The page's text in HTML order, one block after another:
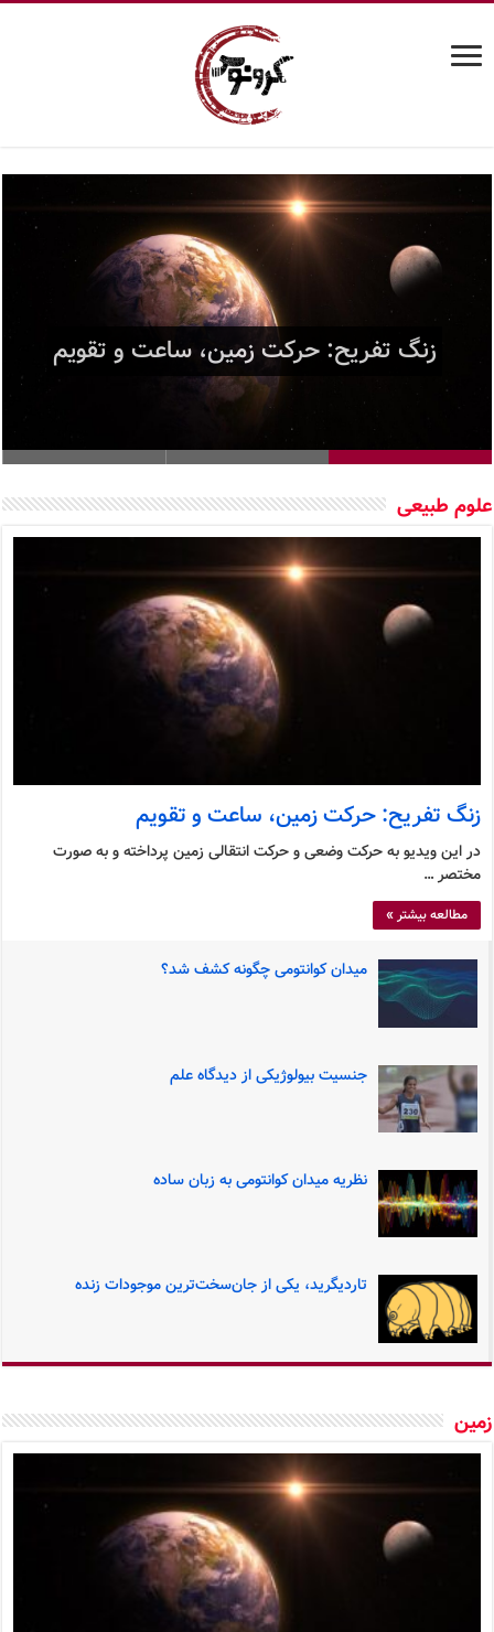
زنگ تفریح: حرکت زمین، ساعت و تقویم
طبیعی
زنگ تفریح: حرکت زمین، ساعت و تقویم
در این ویدیو به حرکت وضعی و حرکت انتقالی زمین پرداخته و به صورت
مختصر …
مطالعه بیشتر »
میدان کوانتومی چگونه کشف شد؟
جنسیت بیولوژیکی از دیدگاه علم
نظریه میدان کوانتومی به زبان ساده
تاردیگرید، یکی از جان‌سخت‌ترین موجودات زنده